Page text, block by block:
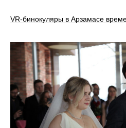
VR‑бинокуляры в Арзамасе